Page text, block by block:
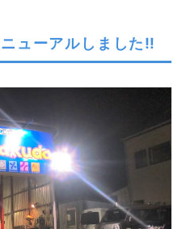
ューアルしました‼